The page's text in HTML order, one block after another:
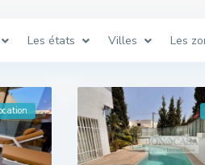
Les états Villes Les